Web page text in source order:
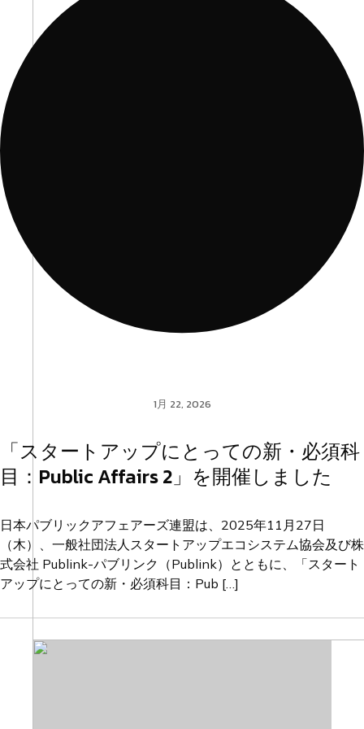
1月 22, 2026
「スタートアップにとっての新・必須科
目：Public Affairs 2」を開催しました
日本パブリックアフェアーズ連盟は、2025年11月27日
（木）、一般社団法人スタートアップエコシステム協会及び株
式会社 Publink-パブリンク（Publink）とともに、「スタート
アップにとっての新・必須科目：Pub […]